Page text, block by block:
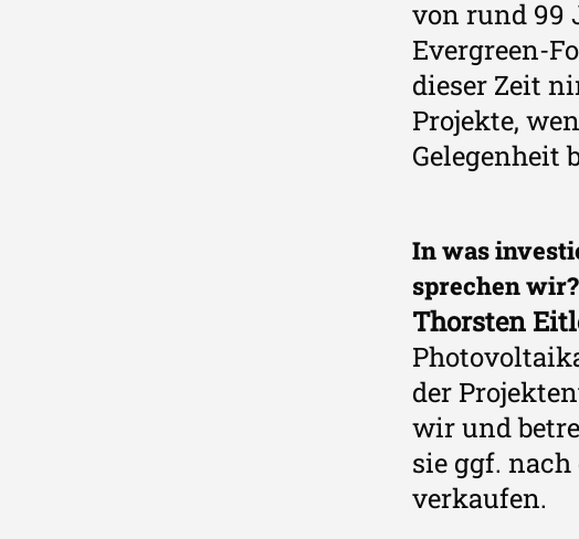
von rund 99
Evergreen-
dieser Zeit
Projekte,
Gelegenheit
In was
sprechen wir?
Thorsten
der
wir und
sie ggf.
verkaufen.